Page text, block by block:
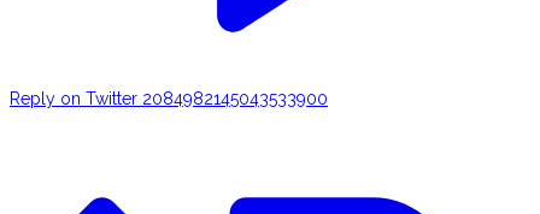
Reply on Twitter 2084982145043533900